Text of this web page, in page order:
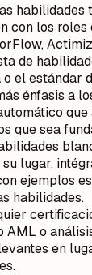
con los
de
el estándar
énfasis a
que sea
lugar,
ejemplos
habilidades.
AML o
en